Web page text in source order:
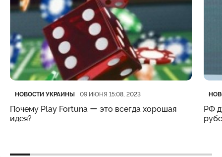
Категория
НОВОСТИ УКРАИНЫ
Дата публикации 09 ИЮНЯ 15:08, 2023
Почему Play Fortuna ー это всегда хорошая
идея?
РФ